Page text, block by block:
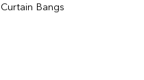
Curtain Bangs